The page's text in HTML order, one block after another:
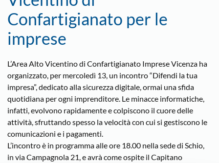
Confartigianato per le
imprese
L’Area Alto Vicentino di Confartigianato Imprese Vicenza ha
organizzato, per mercoledì 13, un incontro “Difendi la tua
impresa”, dedicato alla sicurezza digitale, ormai una sfida
quotidiana per ogni imprenditore. Le minacce informatiche,
infatti, evolvono rapidamente e colpiscono il cuore delle
attività, sfruttando spesso la velocità con cui si gestiscono le
comunicazioni e i pagamenti.
L’incontro è in programma alle ore 18.00 nella sede di Schio,
in via Campagnola 21, e avrà come ospite il Capitano